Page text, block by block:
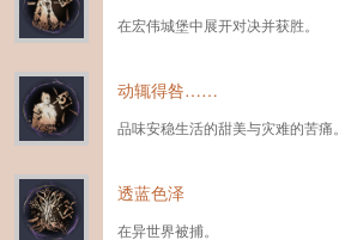
在宏伟城堡中展开对决并获胜。
动辄得咎……
品味安稳生活的甜美与灾难的苦痛。
透蓝色泽
在异世界被捕。